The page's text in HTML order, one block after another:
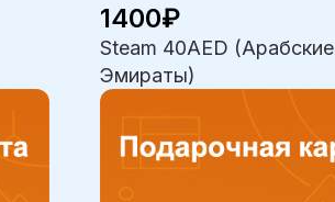
1400₽
Steam 40AED (Арабские
Эмираты)